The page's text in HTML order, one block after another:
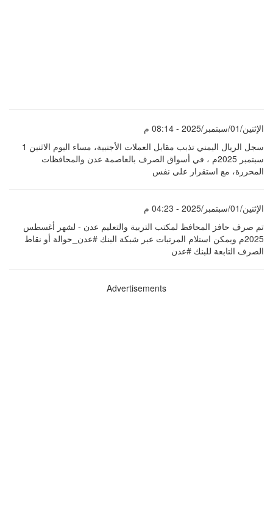
الإثنين/01/سبتمبر/2025 - 08:14 م
سجل الريال اليمني تذبب مقابل العملات الأجنبية، مساء اليوم الاثنين 1
سبتمبر 2025م ، في أسواق الصرف بالعاصمة عدن والمحافظات
المحررة، مع استقرار على نفس
الإثنين/01/سبتمبر/2025 - 04:23 م
تم صرف حافز المحافظ لمكتب التربية والتعليم عدن - لشهر أغسطس
2025م ‏‎ويمكن استلام المرتبات عبر شبكة البنك #عدن_حوالة أو نقاط
الصرف التابعة للبنك ‏‎#عدن
Advertisements